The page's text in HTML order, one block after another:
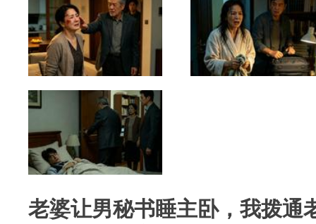
老婆让男秘书睡主卧，我拨通